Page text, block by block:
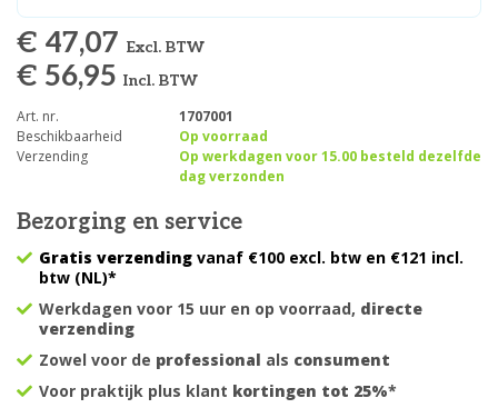
€ 47,07 Excl. BTW
€ 56,95 Incl. BTW
Art. nr.
1707001
Beschikbaarheid
Op voorraad
Verzending
Op werkdagen voor 15.00 besteld dezelfde
dag verzonden
Bezorging en service
Gratis verzending vanaf €100 excl. btw en €121 incl.
btw (NL)*
Werkdagen voor 15 uur en op voorraad, directe
verzending
Zowel voor de professional als consument
Voor praktijk plus klant kortingen tot 25%*